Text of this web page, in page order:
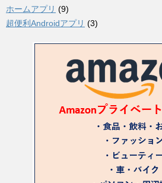
ホームアプリ (9)
超便利Androidアプリ (3)